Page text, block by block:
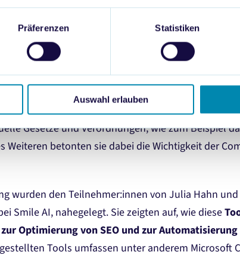
Präferenzen Statistiken
Auswahl erlauben
zu erzielen.
Nutzung von AI & weitere Tools
gehören auch rechtliche Aspekte.
Gemeinsam
die rechtlichen Rahmenbedingungen der
Gesetze und Verordnungen, wie zum Beispiel
Weiteren betonten sie dabei die Wichtigkeit der
wurden den Teilnehmer:innen von Julia Hahn
Smile AI, nahegelegt. Sie zeigten auf, wie diese
Optimierung von SEO und zur
Tools umfassen unter anderem Microsoft